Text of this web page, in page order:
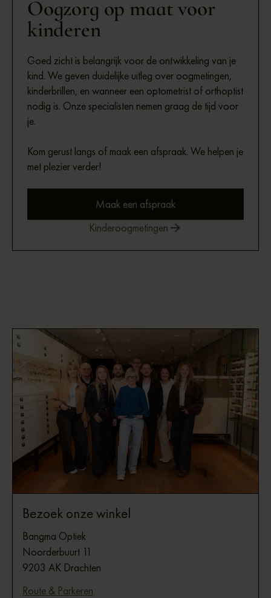
Oogzorg op maat voor
kinderen
Goed zicht is belangrijk voor de ontwikkeling van je
kind. We geven duidelijke uitleg over oogmetingen,
kinderbrillen, en wanneer een optometrist of orthoptist
nodig is. Onze specialisten nemen graag de tijd voor
je.
Kom gerust langs of maak een afspraak. We helpen je
met plezier verder!
Maak een afspraak
Kinderoogmetingen
Bezoek onze winkel
Bangma Optiek
Noorderbuurt 11
9203 AK Drachten
Route & Parkeren